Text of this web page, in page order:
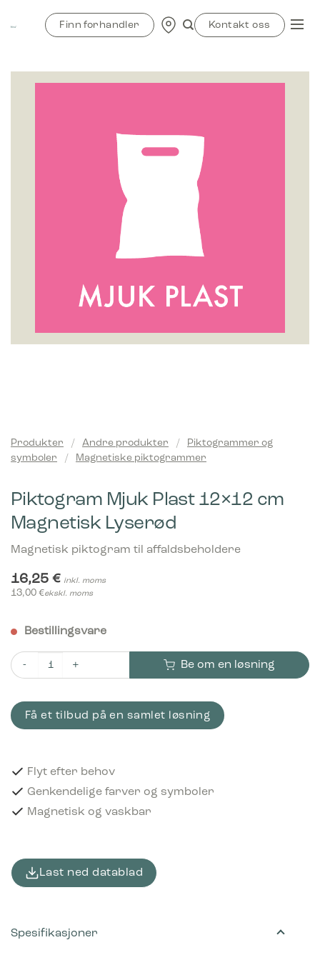
Finn forhandler Kontakt oss
Produkter / Andre produkter /
Piktogrammer og
symboler
/ Magnetiske piktogrammer
Piktogram Mjuk Plast 12×12 cm
Magnetisk Lyserød
Magnetisk piktogram til affaldsbeholdere
16,25 € inkl. moms
13,00 €ekskl. moms
Bestillingsvare
Piktogram Mjuk Plast 12x12 cm Magnetisk Lyserød antall
Be om en løsning
Få et tilbud på en samlet løsning
Flyt efter behov
Genkendelige farver og symboler
Magnetisk og vaskbar
Last ned datablad
Spesifikasjoner